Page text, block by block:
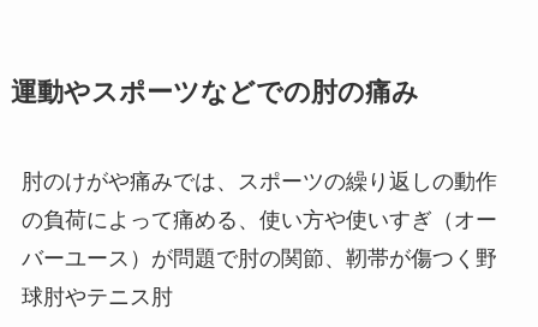
運動やスポーツなどでの肘の痛み
肘のけがや痛みでは、スポーツの繰り返しの動作
の負荷によって痛める、 使い方や使いすぎ（オー
バーユース）が問題で肘の関節、靭帯が傷つく野
球肘やテニス肘